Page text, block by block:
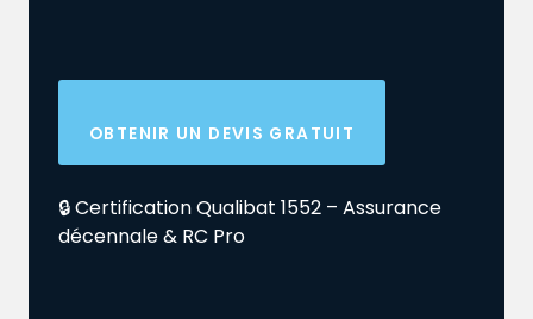
OBTENIR UN DEVIS GRATUIT
🔒 Certification Qualibat 1552 – Assurance
décennale & RC Pro